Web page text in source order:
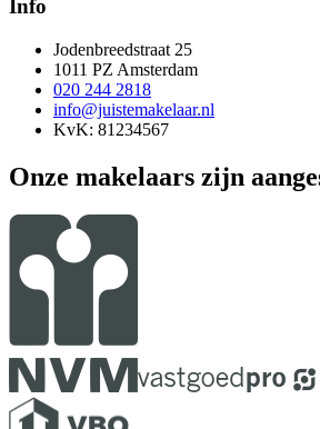
Info
Jodenbreedstraat 25
1011 PZ Amsterdam
020 244 2818
info@juistemakelaar.nl
KvK: 81234567
Onze makelaars zijn